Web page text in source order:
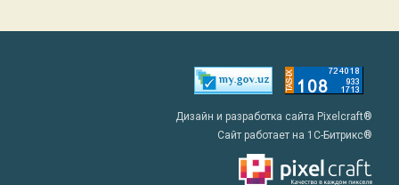
Дизайн и разработка сайта Pixelcraft®
Сайт работает на 1C-Битрикс®